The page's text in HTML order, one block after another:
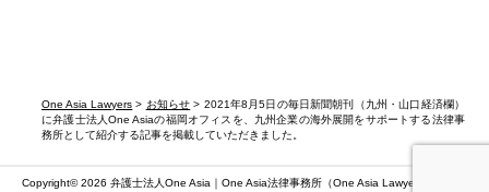
One Asia Lawyers > お知らせ > 2021年8月5日の毎日新聞朝刊（九州・山口経済欄）
に弁護士法人One Asiaの福岡オフィスを、九州企業の海外展開をサポートする法律事
務所として紹介する記事を掲載していただきました。
Copyright© 2026 弁護士法人One Asia｜One Asia法律事務所（One Asia Lawyers